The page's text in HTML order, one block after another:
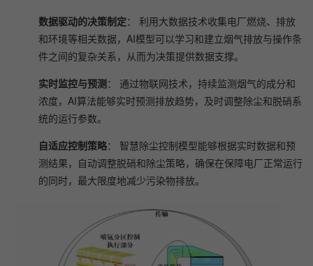
数据驱动的决策制定： 利用大数据技术收集电厂燃烧、排放
和环境等相关数据，AI模型可以学习和建立烟气排放与操作条
件之间的复杂关系，从而为决策提供数据支撑。
实时监控与预测： 通过物联网技术，持续监测烟气的成分和
浓度，AI算法能够实时预测排放趋势，及时调整除尘和脱硝系
统的运行参数。
自适应控制策略： 智慧除尘控制模型能够根据实时数据和预
测结果，自动调整脱硝和除尘策略，确保在保障电厂正常运行
的同时，最大限度地减少污染物排放。